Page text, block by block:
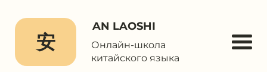
安
AN LAOSHI
Онлайн-школа
китайского языка